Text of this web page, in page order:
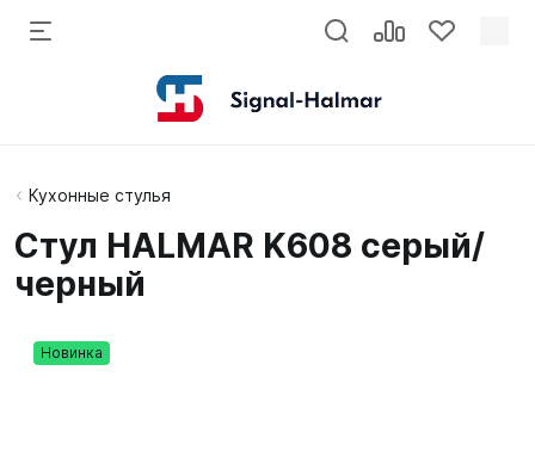
Кухонные стулья
Стул HALMAR K608 серый/
черный
Новинка